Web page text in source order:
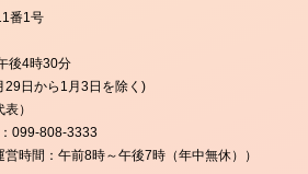
番1号
後4時30分
29日から1月3日を除く)
）
099-808-3333
営時間：午前8時～午後7時（年中無休））